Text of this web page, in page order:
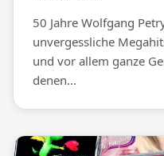
50 Jahre Wolfgang
unvergessliche
und vor allem ganze
denen...